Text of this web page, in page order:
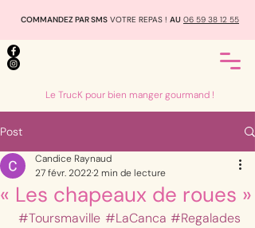
COMMANDEZ PAR SMS VOTRE REPAS ! AU 06 59 38 12 55
Le TrucK pour bien manger gourmand !
Post
« Les chapeaux de roues »
Candice Raynaud
27 févr. 20222 min de lecture
#Toursmaville #LaCanca #Regalades